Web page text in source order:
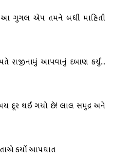
આ ગુગલ એપ તમને બધી માહિતી
રાજીનામું આપવાનું દબાણ કર્યું…
દૂર થઈ ગયો છે! લાલ સમુદ્ર અને
કર્યો આપઘાત